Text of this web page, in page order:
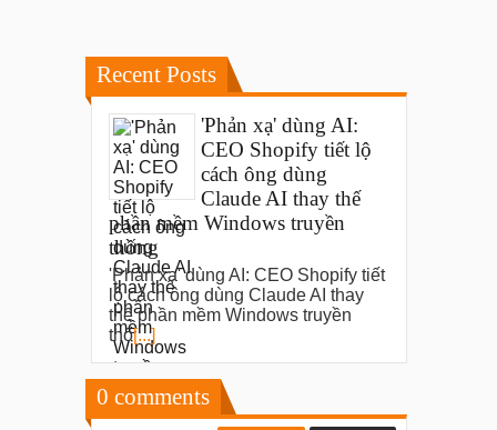
Recent Posts
'Phản xạ' dùng AI:
CEO Shopify tiết lộ
cách ông dùng
Claude AI thay thế
phần mềm Windows truyền
thống
'Phản xạ' dùng AI: CEO Shopify tiết
lộ cách ông dùng Claude AI thay
thế phần mềm Windows truyền
thố[...]
0 comments